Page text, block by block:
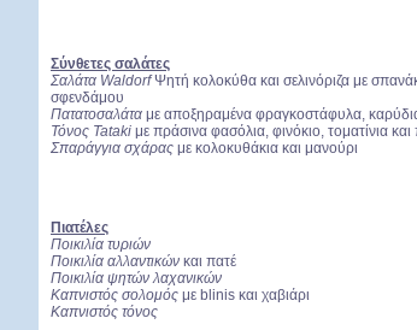
Σύνθετες σαλάτες
Σαλάτα WaldorfΨητή κολοκύθα και σελινόριζα με
σφενδάμου
Πατατοσαλάτα με αποξηραμένα φραγκοστάφυλα,
Τόνος Tataki με πράσινα φασόλια, φινόκιο, τοματίνια
Σπαράγγια σχάρας με κολοκυθάκια και μανούρι
Πιατέλες
Ποικιλία τυριών
Ποικιλία αλλαντικών και πατέ
Ποικιλία ψητών λαχανικών
Καπνιστός σολομός με blinis και χαβιάρι
Καπνιστός τόνος